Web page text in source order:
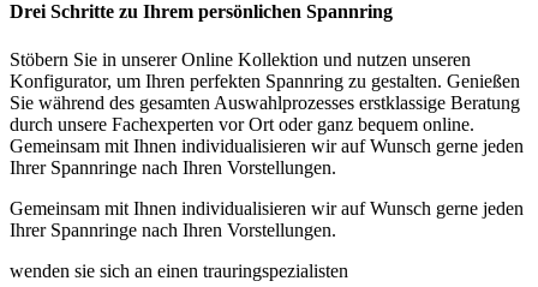
Drei Schritte zu Ihrem persönlichen Spannring
Stöbern Sie in unserer Online Kollektion und nutzen unseren
Konfigurator, um Ihren perfekten Spannring zu gestalten. Genießen
Sie während des gesamten Auswahlprozesses erstklassige Beratung
durch unsere Fachexperten vor Ort oder ganz bequem online.
Gemeinsam mit Ihnen individualisieren wir auf Wunsch gerne jeden
Ihrer Spannringe nach Ihren Vorstellungen.
Gemeinsam mit Ihnen individualisieren wir auf Wunsch gerne jeden
Ihrer Spannringe nach Ihren Vorstellungen.
wenden sie sich an einen trauring­spezialisten